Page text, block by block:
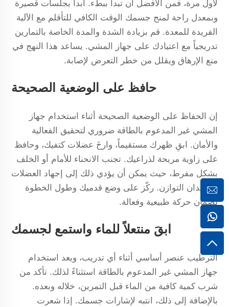
لأول مرة، فمن الأفضل أن تبدأ ببطء. ابدأ بجلسات قصيرة
وبمعدل راحة لمنح جسمك الوقت الكافي للتأقلم مع الآلية
الفريدة للمعدة. قم بزيادة الشدة والمدة الخاصة بالتمارين
تدريجياً مع اعتيادك على جهاز المشي. يساعد هذا النهج في
منع الإرهاق ويقلل من خطر التعرض لإصابة.
حافظ على الوضعية الصحيحة
إن الحفاظ على الوضعية الصحيحة أثناء استخدام جهاز
المشي غير المدعوم بالطاقة ضروري لتحقيق الفعالية
والأمان. ابقِ ظهرك مستقيماً، وارخَ عضلات كتفيك، وحافظ
على زاوية مريحة لذراعيك. تجنب الانحناء للأمام أو الخلف
بشكل مفرط، حيث يمكن أن يؤدي ذلك إلى إجهاد العضلات
أو فقدان التوازن. ركّز على وضع قدميك وطول الخطوة
لضمان حركة طبيعية وفعالة.
ابقَ منتعلاً للماء واستمع لجسمك
الترطيب عنصر أساسي أثناء أي تدريب، ويعد استخدام
جهاز المشي غير المدعوم بالطاقة استثناءً لذلك. تأكد من
شرب كمية كافية من الماء قبل التمرين، خلاله وبعده.
بالإضافة إلى ذلك، انتبه لإشارات جسمك. إذا شعرت